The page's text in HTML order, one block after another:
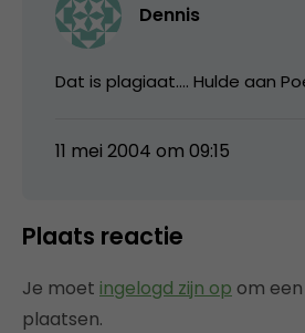
Dennis
Dat is plagiaat…. Hulde aan
11 mei 2004 om 09:15
Plaats reactie
Je moet ingelogd zijn op om
plaatsen.